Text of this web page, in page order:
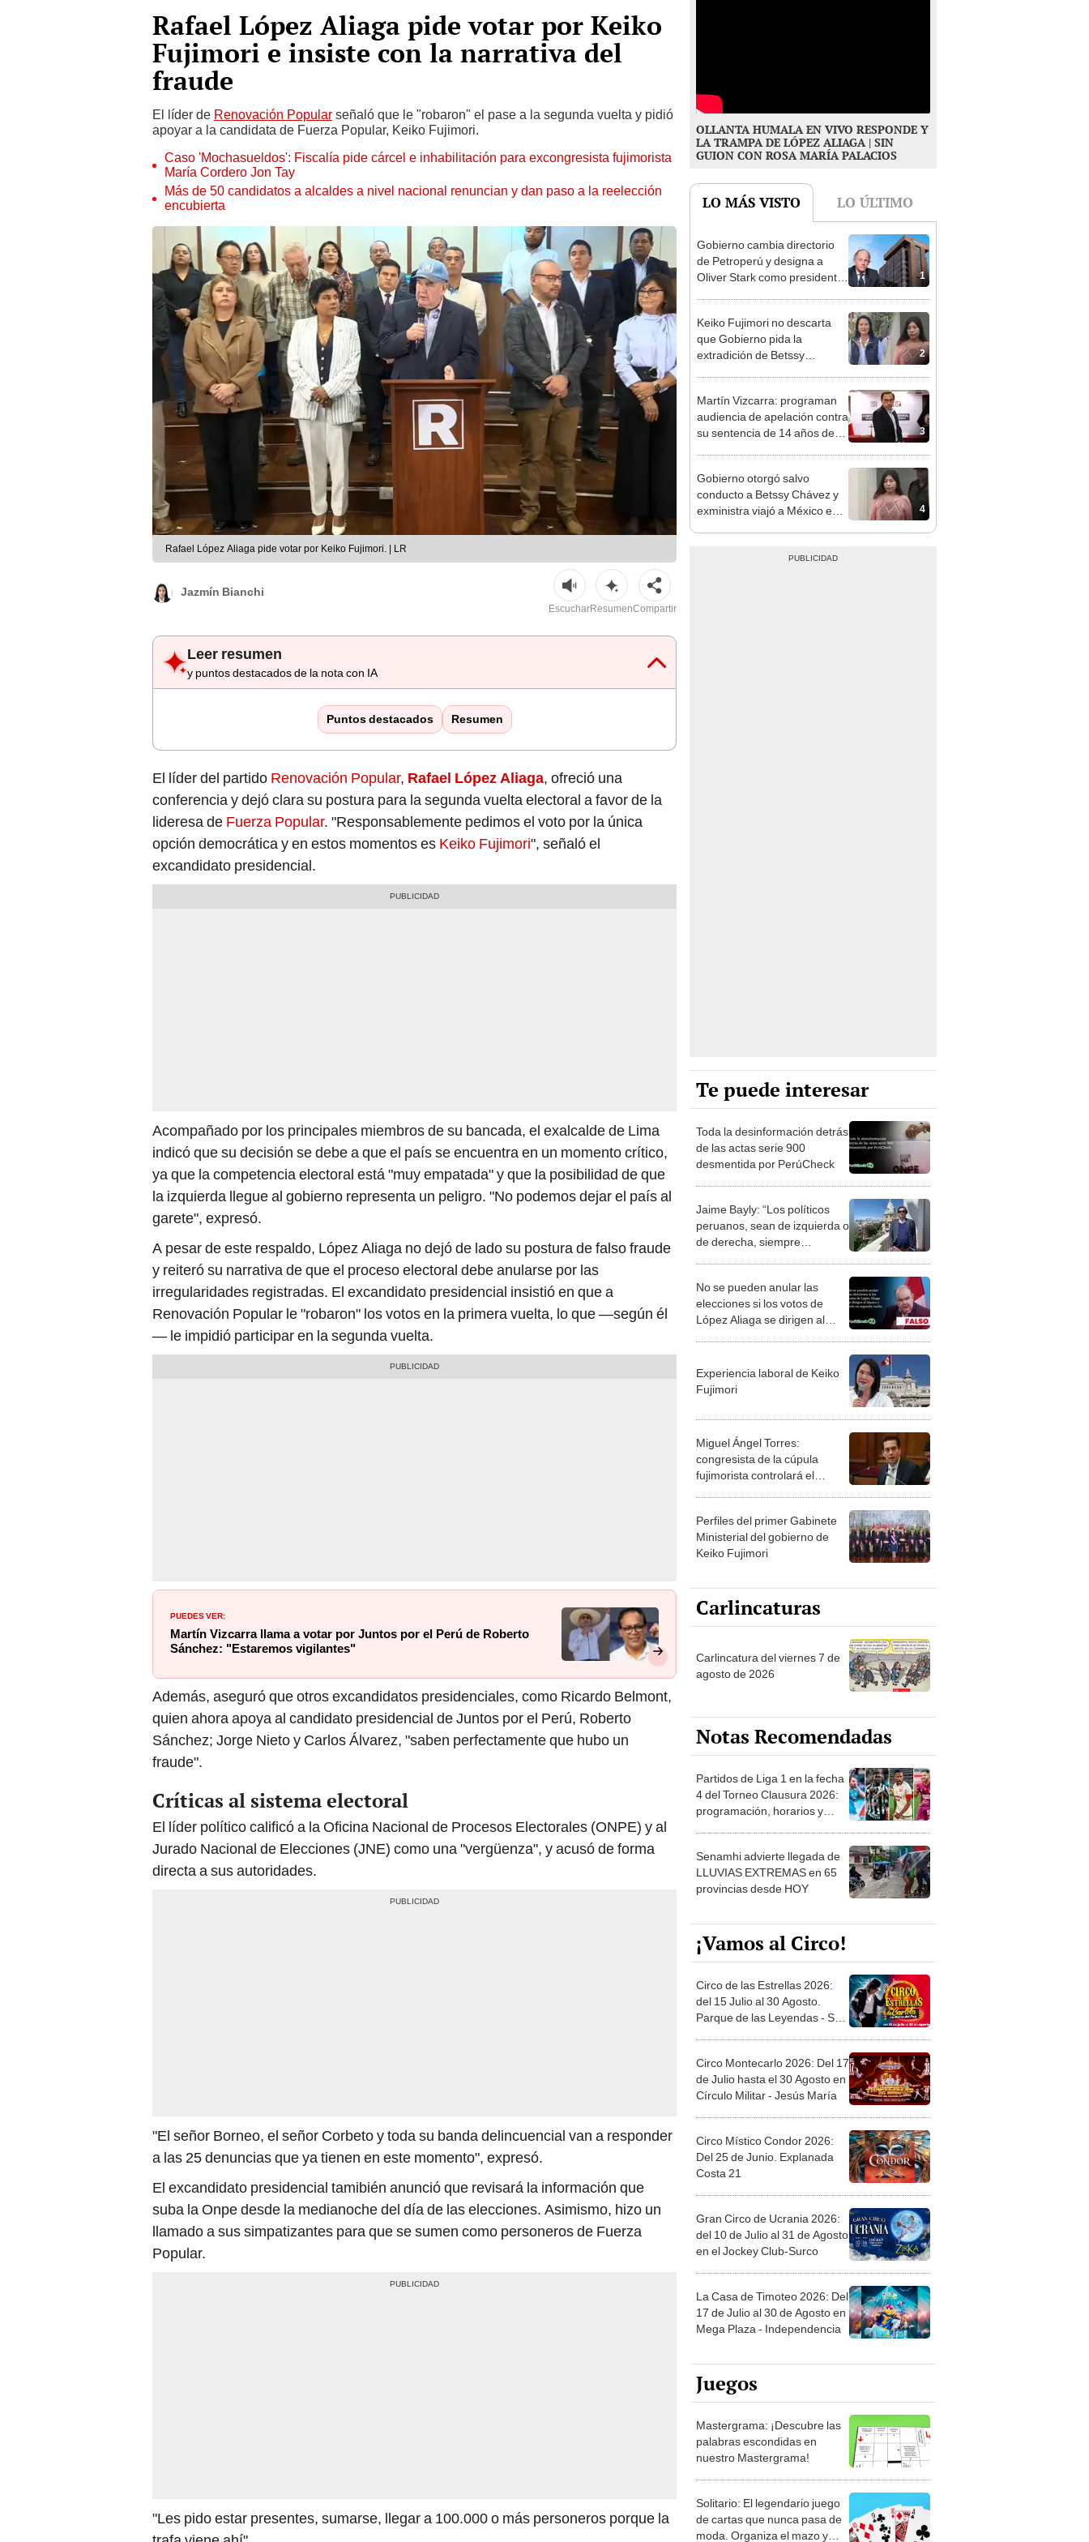
Rafael López Aliaga pide votar por Keiko
Fujimori e insiste con la narrativa del
fraude
El líder de Renovación Popular señaló que le "robaron" el pase a la segunda vuelta y pidió
apoyar a la candidata de Fuerza Popular, Keiko Fujimori.
Caso 'Mochasueldos': Fiscalía pide cárcel e inhabilitación para excongresista fujimorista
María Cordero Jon Tay
Más de 50 candidatos a alcaldes a nivel nacional renuncian y dan paso a la reelección
encubierta
Rafael López Aliaga pide votar por Keiko Fujimori. | LR
Jazmín Bianchi
EscucharResumenCompartir
Leer resumen
y puntos destacados de la nota con IA
Puntos destacados Resumen
El líder del partido Renovación Popular, Rafael López Aliaga, ofreció una
conferencia y dejó clara su postura para la segunda vuelta electoral a favor de la
lideresa de Fuerza Popular. "Responsablemente pedimos el voto por la única
opción democrática y en estos momentos es Keiko Fujimori", señaló el
excandidato presidencial.
Acompañado por los principales miembros de su bancada, el exalcalde de Lima
indicó que su decisión se debe a que el país se encuentra en un momento crítico,
ya que la competencia electoral está "muy empatada" y que la posibilidad de que
la izquierda llegue al gobierno representa un peligro. "No podemos dejar el país al
garete", expresó.
A pesar de este respaldo, López Aliaga no dejó de lado su postura de falso fraude
y reiteró su narrativa de que el proceso electoral debe anularse por las
irregularidades registradas. El excandidato presidencial insistió en que a
Renovación Popular le "robaron" los votos en la primera vuelta, lo que —según él
— le impidió participar en la segunda vuelta.
PUEDES VER:
Martín Vizcarra llama a votar por Juntos por el Perú de Roberto
Sánchez: "Estaremos vigilantes"
Además, aseguró que otros excandidatos presidenciales, como Ricardo Belmont,
quien ahora apoya al candidato presidencial de Juntos por el Perú, Roberto
Sánchez; Jorge Nieto y Carlos Álvarez, "saben perfectamente que hubo un
fraude".
Críticas al sistema electoral
El líder político calificó a la Oficina Nacional de Procesos Electorales (ONPE) y al
Jurado Nacional de Elecciones (JNE) como una "vergüenza", y acusó de forma
directa a sus autoridades.
"El señor Borneo, el señor Corbeto y toda su banda delincuencial van a responder
a las 25 denuncias que ya tienen en este momento", expresó.
El excandidato presidencial tamibién anunció que revisará la información que
suba la Onpe desde la medianoche del día de las elecciones. Asimismo, hizo un
llamado a sus simpatizantes para que se sumen como personeros de Fuerza
Popular.
"Les pido estar presentes, sumarse, llegar a 100.000 o más personeros porque la
OLLANTA HUMALA EN VIVO RESPONDE Y
LA TRAMPA DE LÓPEZ ALIAGA | SIN
GUION CON ROSA MARÍA PALACIOS
LO MÁS VISTO LO ÚLTIMO
1
Gobierno cambia directorio
de Petroperú y designa a
Oliver Stark como presidente
2
Keiko Fujimori no descarta
que Gobierno pida la
extradición de Betssy
3
Martín Vizcarra: programan
audiencia de apelación contra
su sentencia de 14 años de
4
Gobierno otorgó salvo
conducto a Betssy Chávez y
exministra viajó a México en
Te puede interesar
Toda la desinformación detrás
de las actas serie 900
desmentida por PerúCheck
Jaime Bayly: “Los políticos
peruanos, sean de izquierda o
de derecha, siempre
No se pueden anular las
elecciones si los votos de
López Aliaga se dirigen al
Experiencia laboral de Keiko
Fujimori
Miguel Ángel Torres:
congresista de la cúpula
fujimorista controlará el
Perfiles del primer Gabinete
Ministerial del gobierno de
Keiko Fujimori
Carlincaturas
Carlincatura del viernes 7 de
agosto de 2026
Notas Recomendadas
Partidos de Liga 1 en la fecha
4 del Torneo Clausura 2026:
programación, horarios y
Senamhi advierte llegada de
LLUVIAS EXTREMAS en 65
provincias desde HOY
¡Vamos al Circo!
Circo de las Estrellas 2026:
del 15 Julio al 30 Agosto.
Parque de las Leyendas - San
Circo Montecarlo 2026: Del 17
de Julio hasta el 30 Agosto en
Círculo Militar - Jesús María
Circo Místico Condor 2026:
Del 25 de Junio. Explanada
Costa 21
Gran Circo de Ucrania 2026:
del 10 de Julio al 31 de Agosto
en el Jockey Club-Surco
La Casa de Timoteo 2026: Del
17 de Julio al 30 de Agosto en
Mega Plaza - Independencia
Juegos
Mastergrama: ¡Descubre las
palabras escondidas en
nuestro Mastergrama!
Solitario: El legendario juego
de cartas que nunca pasa de
moda. Organiza el mazo y